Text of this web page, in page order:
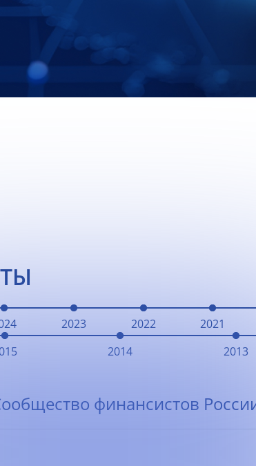
2023 2022 2021
2014 2013
финансистов